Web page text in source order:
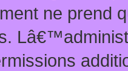
ne prend